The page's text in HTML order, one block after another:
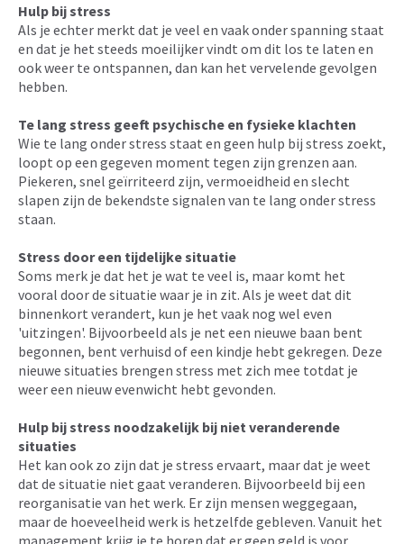
Hulp bij stress
Als je echter merkt dat je veel en vaak onder spanning staat
en dat je het steeds moeilijker vindt om dit los te laten en
ook weer te ontspannen, dan kan het vervelende gevolgen
hebben.
Te lang stress geeft psychische en fysieke klachten
Wie te lang onder stress staat en geen hulp bij stress zoekt,
loopt op een gegeven moment tegen zijn grenzen aan.
Piekeren, snel geïrriteerd zijn, vermoeidheid en slecht
slapen zijn de bekendste signalen van te lang onder stress
staan.
Stress door een tijdelijke situatie
Soms merk je dat het je wat te veel is, maar komt het
vooral door de situatie waar je in zit. Als je weet dat dit
binnenkort verandert, kun je het vaak nog wel even
'uitzingen'. Bijvoorbeeld als je net een nieuwe baan bent
begonnen, bent verhuisd of een kindje hebt gekregen. Deze
nieuwe situaties brengen stress met zich mee totdat je
weer een nieuw evenwicht hebt gevonden.
Hulp bij stress noodzakelijk bij niet veranderende
situaties
Het kan ook zo zijn dat je stress ervaart, maar dat je weet
dat de situatie niet gaat veranderen. Bijvoorbeeld bij een
reorganisatie van het werk. Er zijn mensen weggegaan,
maar de hoeveelheid werk is hetzelfde gebleven. Vanuit het
management krijg je te horen dat er geen geld is voor